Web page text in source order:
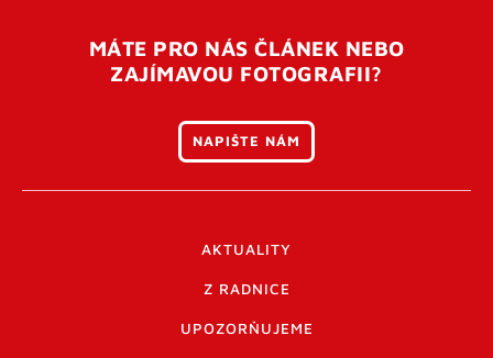
MÁTE PRO NÁS ČLÁNEK NEBO
ZAJÍMAVOU FOTOGRAFII?
NAPIŠTE NÁM
AKTUALITY
Z RADNICE
UPOZORŇUJEME